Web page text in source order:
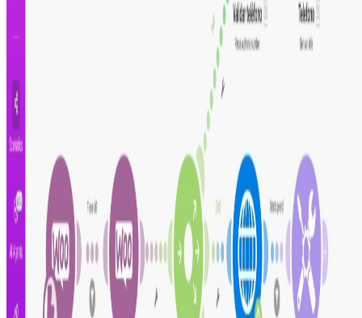
Guía de configuración
Este escenario funciona con Make.com
sin código que permite conectar múltiples aplicaciones
en un solo lugar.
Revisa el paso a paso para instalar y configurar la
automatización en tu propia cuenta de Make.
De fácil configuración, no necesidad de programar
Proceso listo para configurar y usar
Totalmente personalizable y ajustable
Intégralo con tus herramientas diarias